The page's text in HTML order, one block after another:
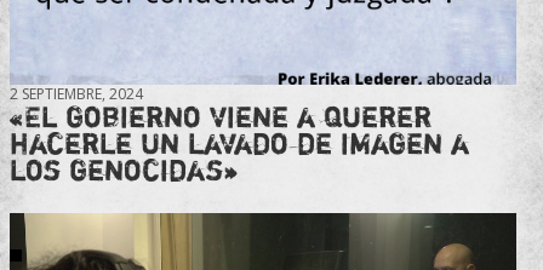
2 SEPTIEMBRE, 2024
«El gobierno viene a querer
hacerle un lavado de imagen a
los genocidas»